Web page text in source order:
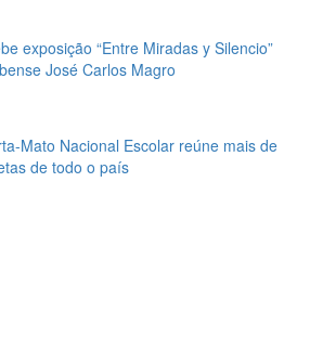
exposição “Entre Miradas y Silencio”
José Carlos Magro
Mato Nacional Escolar reúne mais de
de todo o país